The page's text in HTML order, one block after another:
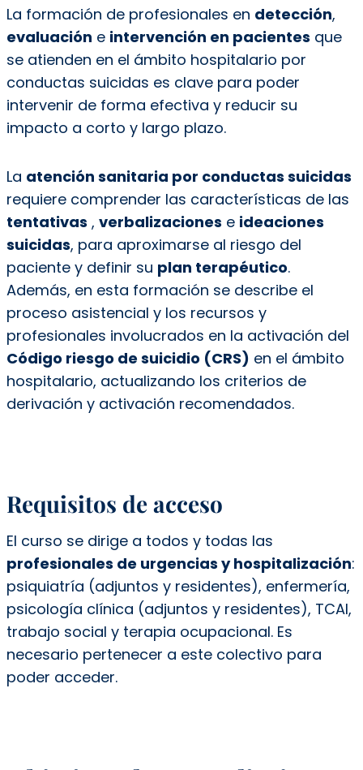
La formación de profesionales en detección,
evaluación e intervención en pacientes que
se atienden en el ámbito hospitalario por
conductas suicidas es clave para poder
intervenir de forma efectiva y reducir su
impacto a corto y largo plazo.
La atención sanitaria por conductas suicidas
requiere comprender las características de las
tentativas , verbalizaciones e ideaciones
suicidas, para aproximarse al riesgo del
paciente y definir su plan terapéutico.
Además, en esta formación se describe el
proceso asistencial y los recursos y
profesionales involucrados en la activación del
Código riesgo de suicidio (CRS) en el ámbito
hospitalario, actualizando los criterios de
derivación y activación recomendados.
Requisitos de acceso
El curso se dirige a todos y todas las
profesionales de urgencias y hospitalización:
psiquiatría (adjuntos y residentes), enfermería,
psicología clínica (adjuntos y residentes), TCAI,
trabajo social y terapia ocupacional.Es
necesario pertenecer a este colectivo para
poder acceder.